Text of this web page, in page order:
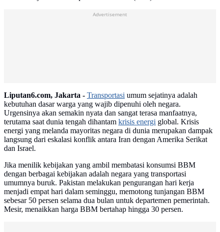
Advertisement
Liputan6.com, Jakarta - Transportasi umum sejatinya adalah
kebutuhan dasar warga yang wajib dipenuhi oleh negara.
Urgensinya akan semakin nyata dan sangat terasa manfaatnya,
terutama saat dunia tengah dihantam krisis energi global. Krisis
energi yang melanda mayoritas negara di dunia merupakan dampak
langsung dari eskalasi konflik antara Iran dengan Amerika Serikat
dan Israel.
Jika menilik kebijakan yang ambil membatasi konsumsi BBM
dengan berbagai kebijakan adalah negara yang transportasi
umumnya buruk. Pakistan melakukan pengurangan hari kerja
menjadi empat hari dalam seminggu, memotong tunjangan BBM
sebesar 50 persen selama dua bulan untuk departemen pemerintah.
Mesir, menaikkan harga BBM bertahap hingga 30 persen.